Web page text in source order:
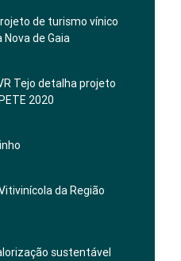
de turismo vínico
de Gaia
Tejo detalha projeto
2020
da Região
sustentável